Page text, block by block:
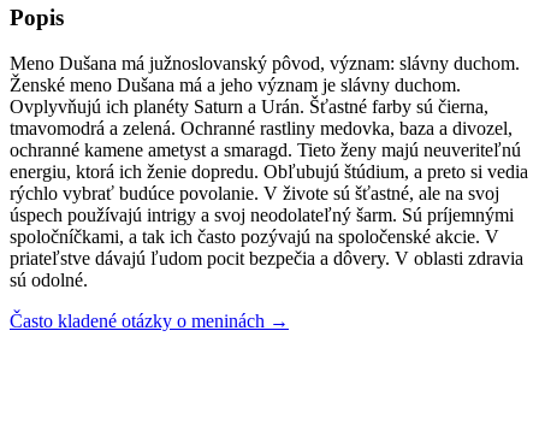
Popis
Meno Dušana má južnoslovanský pôvod, význam: slávny duchom.
Ženské meno Dušana má a jeho význam je slávny duchom.
Ovplyvňujú ich planéty Saturn a Urán. Šťastné farby sú čierna,
tmavomodrá a zelená. Ochranné rastliny medovka, baza a divozel,
ochranné kamene ametyst a smaragd. Tieto ženy majú neuveriteľnú
energiu, ktorá ich ženie dopredu. Obľubujú štúdium, a preto si vedia
rýchlo vybrať budúce povolanie. V živote sú šťastné, ale na svoj
úspech používajú intrigy a svoj neodolateľný šarm. Sú príjemnými
spoločníčkami, a tak ich často pozývajú na spoločenské akcie. V
priateľstve dávajú ľudom pocit bezpečia a dôvery. V oblasti zdravia
sú odolné.
Často kladené otázky o meninách →